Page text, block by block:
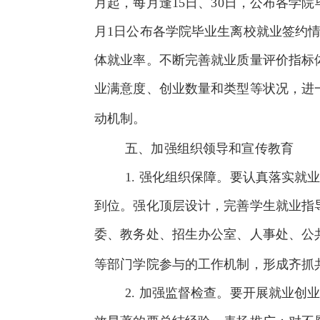
月起，每月逢15 日、30日，公布各学院
月 1 日公布各学院毕业生离校就业签约
体就业率。不断完善就业质量评价指标
业满意度、创业数量和类型等状况，
动机制。
五、加强组织领导和宣传教育
1. 强化组织保障。要认真落实就
到位。强化顶层设计，完善学生就业
委、教务处、招生办公室、人事处、
等部门学院参与的工作机制，形成齐抓
2. 加强监督检查。要开展就业创